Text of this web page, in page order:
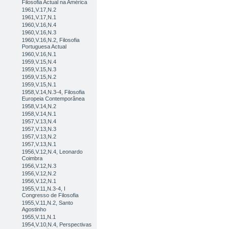
Filosofia Actual na América
1961,V.17,N.2
1961,V.17,N.1
1960,V.16,N.4
1960,V.16,N.3
1960,V.16,N.2, Filosofia
Portuguesa Actual
1960,V.16,N.1
1959,V.15,N.4
1959,V.15,N.3
1959,V.15,N.2
1959,V.15,N.1
1958,V.14,N.3-4, Filosofia
Europeia Contemporânea
1958,V.14,N.2
1958,V.14,N.1
1957,V.13,N.4
1957,V.13,N.3
1957,V.13,N.2
1957,V.13,N.1
1956,V.12,N.4, Leonardo
Coimbra
1956,V.12,N.3
1956,V.12,N.2
1956,V.12,N.1
1955,V.11,N.3-4, I
Congresso de Filosofia
1955,V.11,N.2, Santo
Agostinho
1955,V.11,N.1
1954,V.10,N.4, Perspectivas